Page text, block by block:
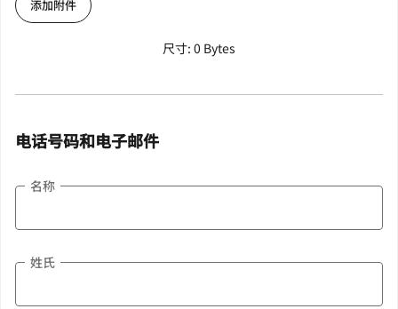
添加附件
尺寸: 0 Bytes
电话号码和电子邮件
名称
姓氏